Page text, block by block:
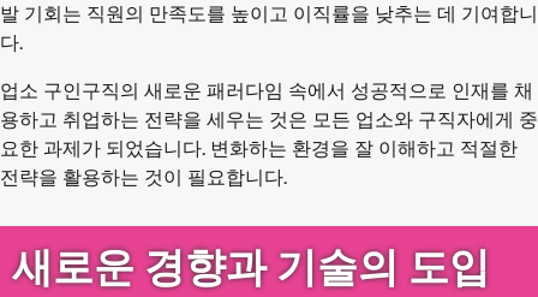
발 기회는 직원의 만족도를 높이고 이직률을 낮추는 데 기여합니
다.
업소 구인구직의 새로운 패러다임 속에서 성공적으로 인재를 채
용하고 취업하는 전략을 세우는 것은 모든 업소와 구직자에게 중
요한 과제가 되었습니다. 변화하는 환경을 잘 이해하고 적절한
전략을 활용하는 것이 필요합니다.
새로운 경향과 기술의 도입